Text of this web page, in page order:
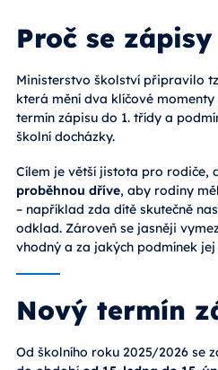
Proč se
Ministerstvo školství připravilo
která mění dva klíčové
termín zápisu do 1. třídy a
školní docházky.
Cílem je větší jistota pro rodiče,
proběhnou dříve, aby rodiny
– například zda dítě skutečně
odklad. Zároveň se jasněji
vhodný a za jakých podmínek
Nový termín
Od školního roku 2025/2026 se